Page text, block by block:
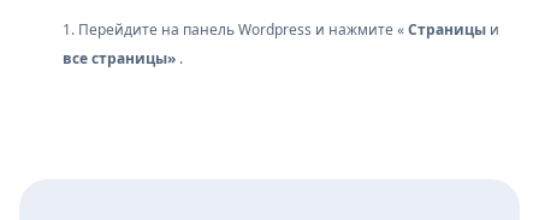
1. Перейдите на панель Wordpress и нажмите «Страницы и
все страницы» .